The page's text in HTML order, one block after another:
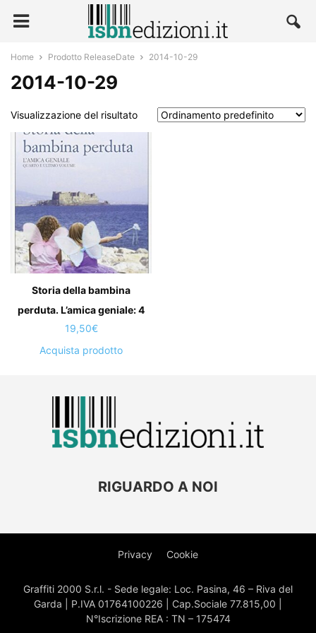
Home Prodotto ReleaseDate 2014-10-29
2014-10-29
Visualizzazione del risultato
Storia della bambina
perduta. L’amica geniale: 4
19,50€
Acquista prodotto
RIGUARDO A NOI
Privacy Cookie
Graffiti 2000 S.r.l. - Sede legale: Loc. Pasina, 46 – Riva del
Garda | P.IVA 01764100226 | Cap.Sociale 77.815,00 |
N°Iscrizione REA : TN – 175474